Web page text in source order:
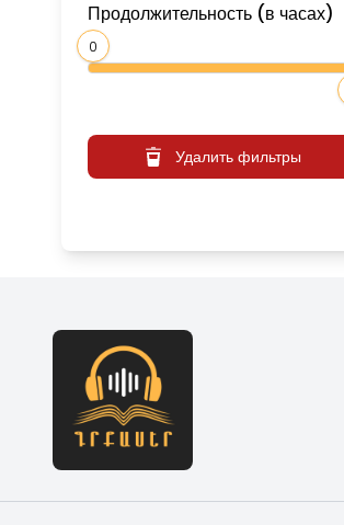
Продолжительность (в часах)
0
Удалить фильтры